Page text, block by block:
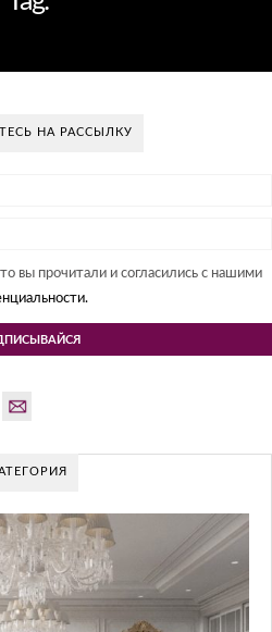
НА РАССЫЛКУ
вы прочитали и согласились с нашими